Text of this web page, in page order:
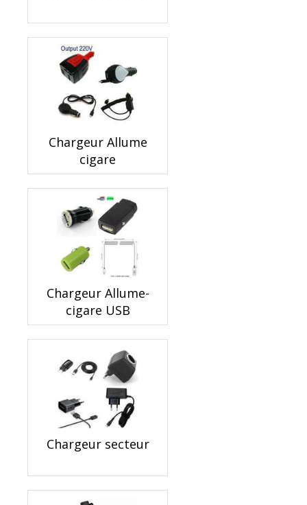
Chargeur Allume
cigare
Chargeur Allume-
cigare USB
Chargeur secteur